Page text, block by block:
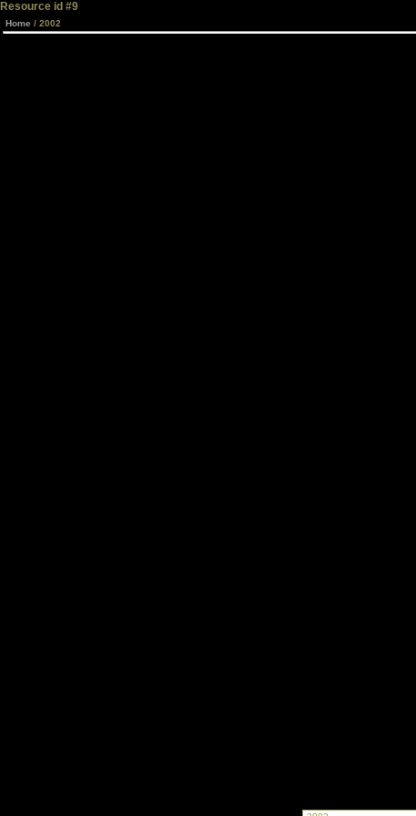
Resource id #9
Home / 2002